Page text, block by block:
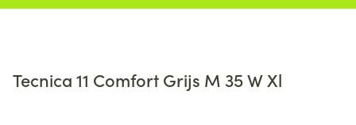
Tecnica 11 Comfort Grijs M 35 W Xl